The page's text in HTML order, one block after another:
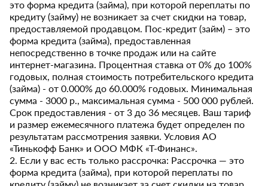
это форма кредита (займа), при которой переплаты по
кредиту (займу) не возникает за счет скидки на товар,
предоставляемой продавцом. Пос-кредит (займ) – это
форма кредита (займа), предоставленная
непосредственно в точке продаж или на сайте
интернет-магазина. Процентная ставка от 0% до 100%
годовых, полная стоимость потребительского кредита
(займа) - от 0.000% до 60.000% годовых. Минимальная
сумма - 3000 р., максимальная сумма - 500 000 рублей.
Срок предоставления - от 3 до 36 месяцев. Ваш тариф
и размер ежемесячного платежа будет определен по
результатам рассмотрения заявки. Условия АО
«Тинькофф Банк» и ООО МФК «Т-Финанс».
2. Если у вас есть только рассрочка: Рассрочка — это
форма кредита (займа), при которой переплаты по